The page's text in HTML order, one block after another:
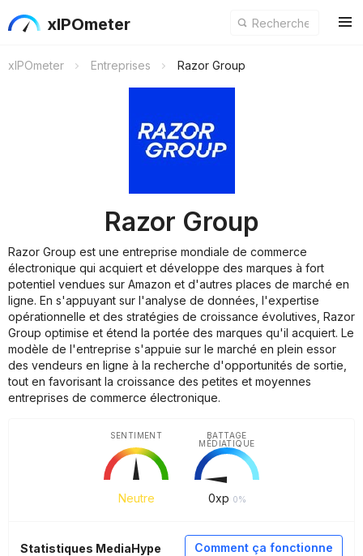
xIPOmeter
xIPOmeter Entreprises Razor Group
Razor Group
Razor Group est une entreprise mondiale de commerce
électronique qui acquiert et développe des marques à fort
potentiel vendues sur Amazon et d'autres places de marché en
ligne. En s'appuyant sur l'analyse de données, l'expertise
opérationnelle et des stratégies de croissance évolutives, Razor
Group optimise et étend la portée des marques qu'il acquiert. Le
modèle de l'entreprise s'appuie sur le marché en plein essor
des vendeurs en ligne à la recherche d'opportunités de sortie,
tout en favorisant la croissance des petites et moyennes
entreprises de commerce électronique.
Neutre
SENTIMENT
0xp 0%
BATTAGE
MÉDIATIQUE
Comment ça fonctionne
Statistiques MediaHype